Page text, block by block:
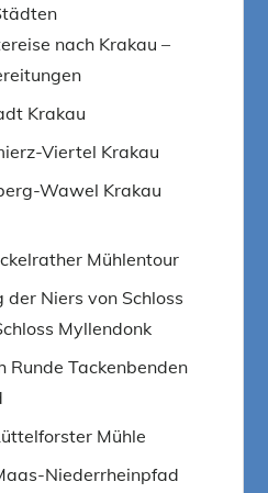
nach Krakau –
Krakau
Viertel Krakau
Wawel Krakau
Mühlentour
der Niers von Schloss
Myllendonk
Runde Tackenbenden
Mühle
Niederrheinpfad